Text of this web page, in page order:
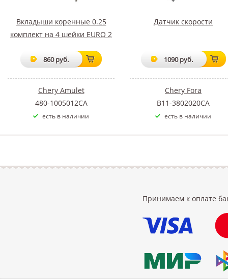
Вкладыши коренные 0.25
комплект на 4 шейки EURO 2
860 руб.
Chery Amulet
480-1005012CA
есть в наличии
Датчик скорости
1090 руб.
Chery Fora
B11-3802020CA
есть в наличии
Принимаем к оплате